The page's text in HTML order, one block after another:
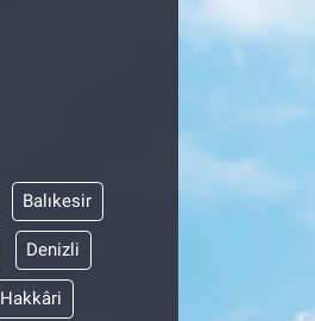
Balıkesir
Denizli
Hakkâri